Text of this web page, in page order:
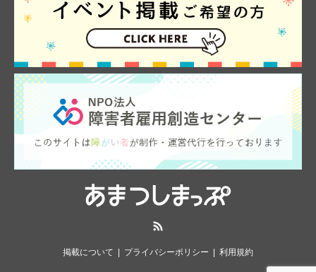
掲載について プライバシーポリシー 利用規約